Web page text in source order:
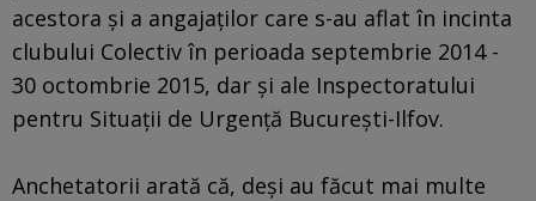
acestora şi a angajaţilor care s-au aflat în incinta
clubului Colectiv în perioada septembrie 2014 -
30 octombrie 2015, dar şi ale Inspectoratului
pentru Situaţii de Urgenţă Bucureşti-Ilfov.
Anchetatorii arată că, deşi au făcut mai multe